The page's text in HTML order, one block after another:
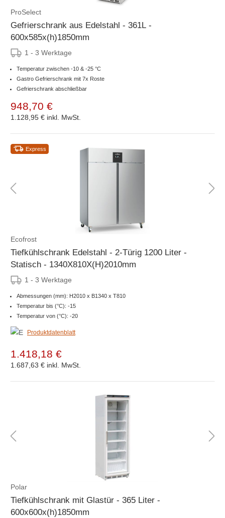
ProSelect
Gefrierschrank aus Edelstahl - 361L -
600x585x(h)1850mm
1 - 3 Werktage
Temperatur zwischen -10 & -25 °C
Gastro Gefrierschrank mit 7x Roste
Gefrierschrank abschließbar
948,70 €
1.128,95 € inkl. MwSt.
Express
Ecofrost
Tiefkühlschrank Edelstahl - 2-Türig 1200 Liter -
Statisch - 1340X810X(H)2010mm
1 - 3 Werktage
Abmessungen (mm): H2010 x B1340 x T810
Temperatur bis (°C): -15
Temperatur von (°C): -20
Produktdatenblatt
1.418,18 €
1.687,63 € inkl. MwSt.
Polar
Tiefkühlschrank mit Glastür - 365 Liter -
600x600x(h)1850mm